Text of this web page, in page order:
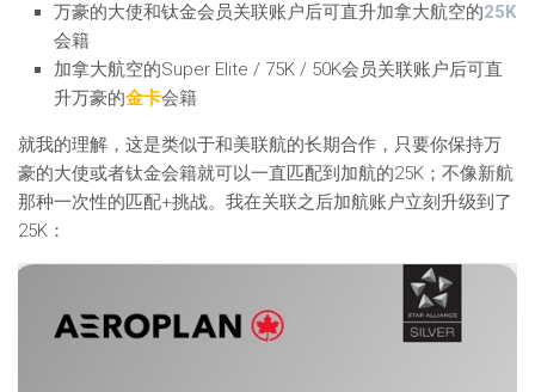
万豪的大使和钛金会员关联账户后可直升加拿大航空的25K
会籍
加拿大航空的Super Elite / 75K / 50K会员关联账户后可直
升万豪的金卡会籍
就我的理解，这是类似于和美联航的长期合作，只要你保持万
豪的大使或者钛金会籍就可以一直匹配到加航的25K；不像新航
那种一次性的匹配+挑战。我在关联之后加航账户立刻升级到了
25K：